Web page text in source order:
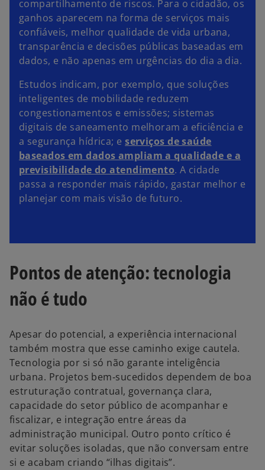
compartilhamento de riscos. Para o cidadão, os
ganhos aparecem na forma de serviços mais
confiáveis, melhor qualidade de vida urbana,
transparência e decisões públicas baseadas em
dados, e não apenas em urgências do dia a dia.
Estudos indicam, por exemplo, que soluções
inteligentes de mobilidade reduzem
congestionamentos e emissões; sistemas
digitais de saneamento melhoram a eficiência e
a segurança hídrica; eserviços de saúde
baseados em dados ampliam a qualidade e a
previsibilidade do atendimento. A cidade
passa a responder mais rápido, gastar melhor e
planejar com mais visão de futuro.
Pontos de atenção: tecnologia
não é tudo
Apesar do potencial, a experiência internacional
também mostra que esse caminho exige cautela.
Tecnologia por si só não garante inteligência
urbana. Projetos bem‑sucedidos dependem de boa
estruturação contratual, governança clara,
capacidade do setor público de acompanhar e
fiscalizar, e integração entre áreas da
administração municipal. Outro ponto crítico é
evitar soluções isoladas, que não conversam entre
si e acabam criando “ilhas digitais”.